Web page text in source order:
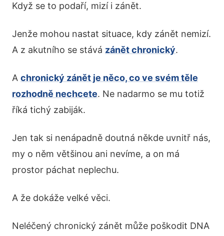
Když se to podaří, mizí i zánět.
Jenže mohou nastat situace, kdy zánět nemizí.
A z akutního se stává zánět chronický.
A chronický zánět je něco, co ve svém těle
rozhodně nechcete. Ne nadarmo se mu totiž
říká tichý zabiják.
Jen tak si nenápadně doutná někde uvnitř nás,
my o něm většinou ani nevíme, a on má
prostor páchat neplechu.
A že dokáže velké věci.
Neléčený chronický zánět může poškodit DNA